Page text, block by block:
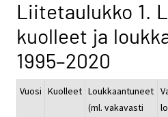
Liitetaulukko 1.
kuolleet ja
1995–2020
Vuosi Kuolleet Loukkaantuneet
(ml. vakavasti